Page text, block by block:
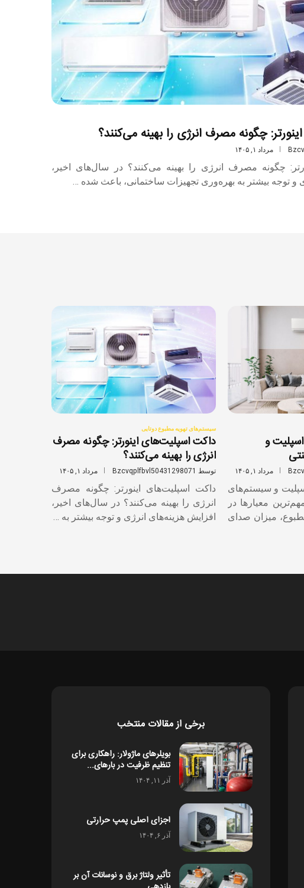
چگونه مصرف انرژی را بهینه می‌کنند؟
مرداد ۱, ۱۴۰۵
چگونه مصرف انرژی را بهینه می‌کنند؟ در سال‌های اخیر،
و توجه بیشتر به بهره‌وری تجهیزات ساختمانی، باعث شده …
و
مرداد ۱, ۱۴۰۵
و سیستم‌های
معیارها در
میزان صدای
سیستم‌های تهویه مطبوع دوتایی
داکت اسپلیت‌های اینورتر: چگونه مصرف
انرژی را بهینه می‌کنند؟
توسط Bzcvqplfbvl50431298071 مرداد ۱, ۱۴۰۵
داکت اسپلیت‌های اینورتر: چگونه مصرف
انرژی را بهینه می‌کنند؟ در سال‌های اخیر،
افزایش هزینه‌های انرژی و توجه بیشتر به …
برخی از مقالات منتخب
بویلرهای ماژولار: راهکاری برای
تنظیم ظرفیت در بارهای...
آذر ۱۱, ۱۴۰۴
اجزای اصلی پمپ حرارتی
آذر ۶, ۱۴۰۴
تأثیر ولتاژ برق و نوسانات آن بر